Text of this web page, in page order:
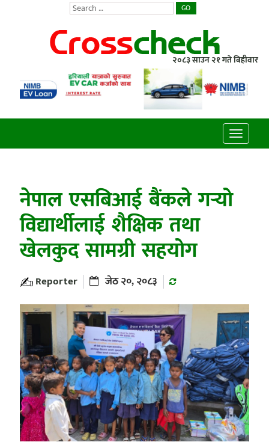
GO
२०८३ साउन २१ गते बिहीवार
Toggle
नेपाल एसबिआई बैंकले गर्‍यो
विद्यार्थीलाई शैक्षिक तथा
खेलकुद सामग्री सहयोग
Reporter जेठ २०, २०८३